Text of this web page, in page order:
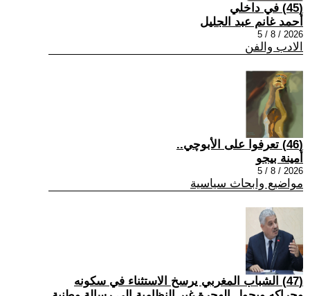
(45) في داخلي
أحمد غانم عبد الجليل
2026 / 8 / 5
الادب والفن
(46) تعرفوا على الأبوچي..
أمينة بيجو
2026 / 8 / 5
مواضيع وابحاث سياسية
(47) الشباب المغربي يرسخ الاستثناء في سكونه